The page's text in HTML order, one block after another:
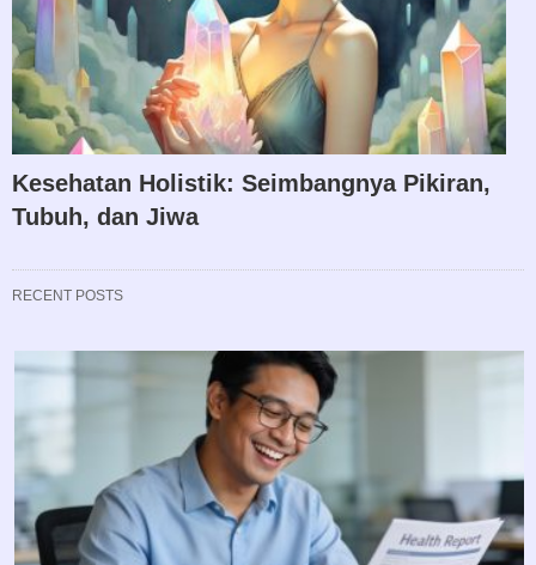
Kesehatan Holistik: Seimbangnya Pikiran,
Tubuh, dan Jiwa
RECENT POSTS